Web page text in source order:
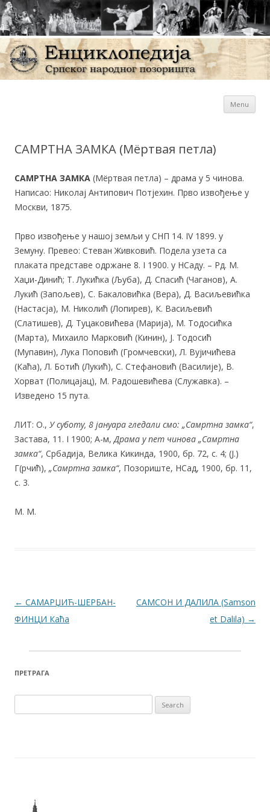
Енциклопедија СрпскогMenu
САМРТНА ЗАМКА (Мёртвая петла)
САМРТНА ЗАМКА (Мёртвая петла) – драма у 5 чинова.
Написао: Николај Антипович Потјехин. Прво извођење у
Москви, 1875.
Прво извођење у нашој земљи у СНП 14. IV 1899. у
Земуну. Превео: Стеван Живковић. Подела узета са
плаката представе одржане 8. I 1900. у НСаду. – Рд. М.
Хаџи-Динић; Т. Лукићка (Љуба), Д. Спасић (Чаганов), А.
Лукић (Запољев), С. Бакаловићка (Вера), Д. Васиљевићка
(Настасја), М. Николић (Лопирев), К. Васиљевић
(Слатишев), Д. Туцаковићева (Марија), М. Тодосићка
(Марта), Михаило Марковић (Кинин), Ј. Тодосић
(Мупавин), Лука Поповић (Громчевски), Л. Вујичићева
(Каћа), Л. Ботић (Лукић), С. Стефановић (Василије), В.
Хорват (Полицајац), М. Радошевићева (Служавка). –
Изведено 15 пута.
ЛИТ: О., У суботу, 8 јануара гледали смо: „Самртна замка“,
Застава, 11. I 1900; А-м,Драма у пет чинова „Самртна
замка“, Србадија, Велика Кикинда, 1900, бр. 72, с. 4; (Ј.)
Г(рчић), „Самртна замка“, Позориште, НСад, 1900, бр. 11,
с. 3.
М. М.
Post navigation
← САМАРЏИЋ-ШЕРБАН-
ФИНЦИ Каћа
САМСОН И ДАЛИЛА (Samson
et Dalila) →
ПРЕТРАГА